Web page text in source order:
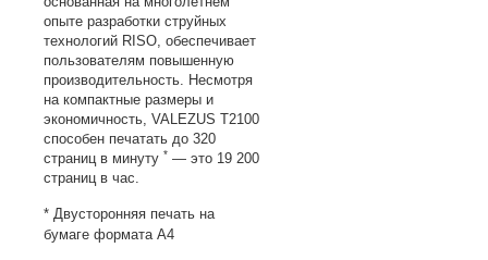
опыте разработки струйных
технологий RISO, обеспечивает
пользователям повышенную
производительность.
Несмотря
на компактные размеры и
экономичность, VALEZUS T2100
способен печатать до 320
страниц в минуту * — это 19 200
страниц в час.
* Двусторонняя печать на
бумаге формата A4